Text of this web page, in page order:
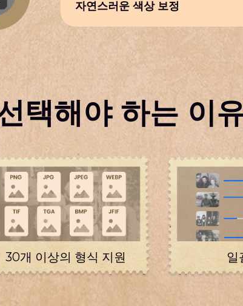
AI를 통해 칙칙하거나 바랜 사진의 자연스러
해야 하는 이
30개 이상의 형식 지원 일